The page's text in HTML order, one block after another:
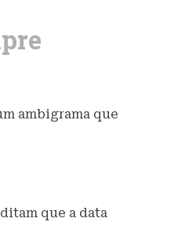
ambigrama que
que a data